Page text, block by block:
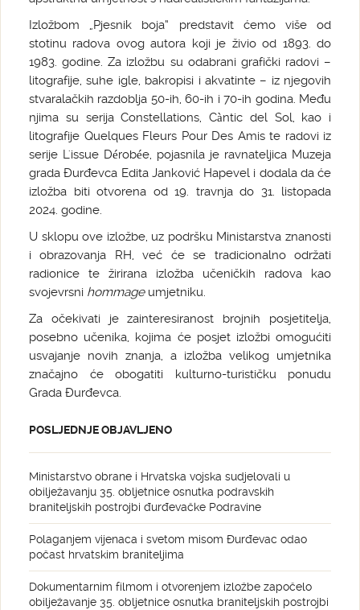
Izložbom „Pjesnik boja“ predstavit ćemo više od
stotinu radova ovog autora koji je živio od 1893. do
1983. godine. Za izložbu su odabrani grafički radovi –
litografije, suhe igle, bakropisi i akvatinte – iz njegovih
stvaralačkih razdoblja 50-ih, 60-ih i 70-ih godina. Među
njima su serija Constellations, Càntic del Sol, kao i
litografije Quelques Fleurs Pour Des Amis te radovi iz
serije L'issue Dérobée, pojasnila je ravnateljica Muzeja
grada Đurđevca Edita Janković Hapevel i dodala da će
izložba biti otvorena od 19. travnja do 31. listopada
2024. godine.
U sklopu ove izložbe, uz podršku Ministarstva znanosti
i obrazovanja RH, već će se tradicionalno održati
radionice te žirirana izložba učeničkih radova kao
svojevrsni hommageumjetniku.
Za očekivati je zainteresiranost brojnih posjetitelja,
posebno učenika, kojima će posjet izložbi omogućiti
usvajanje novih znanja, a izložba velikog umjetnika
značajno će obogatiti kulturno-turističku ponudu
Grada Đurđevca.
POSLJEDNJE OBJAVLJENO
Ministarstvo obrane i Hrvatska vojska sudjelovali u
obilježavanju 35. obljetnice osnutka podravskih
braniteljskih postrojbi đurđevačke Podravine
Polaganjem vijenaca i svetom misom Đurđevac odao
počast hrvatskim braniteljima
Dokumentarnim filmom i otvorenjem izložbe započelo
obilježavanje 35. obljetnice osnutka braniteljskih postrojbi